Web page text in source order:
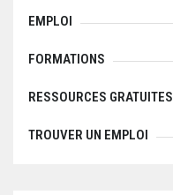
n
d
’
EMPLOI
FORMATIONS
RESSOURCES GRATUITES
TROUVER UN EMPLOI